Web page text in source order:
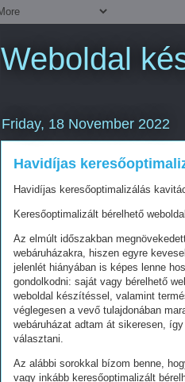
Weboldal
Friday, 18 November 2022
Havidíjas
Havidíjas keresőoptimalizálás
Keresőoptimalizált bérelhető
Az elmúlt időszakban
webáruházakra, hiszen egyre
jelenlét hiányában is képes lenne
gondolkodni: saját vagy bérelhető
weboldal készítéssel, valamint
véglegesen a vevő tulajdonában
webáruházat adtam át sikeresen,
választani.
Az alábbi sorokkal bízom benne,
vagy inkább keresőoptimalizált